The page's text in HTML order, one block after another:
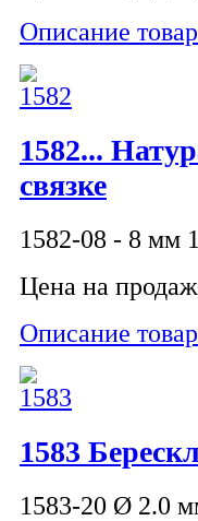
Описание
1582...
связке
1582-08 - 8 мм
Цена на
Описание
1583
1583-20 Ø 2.0